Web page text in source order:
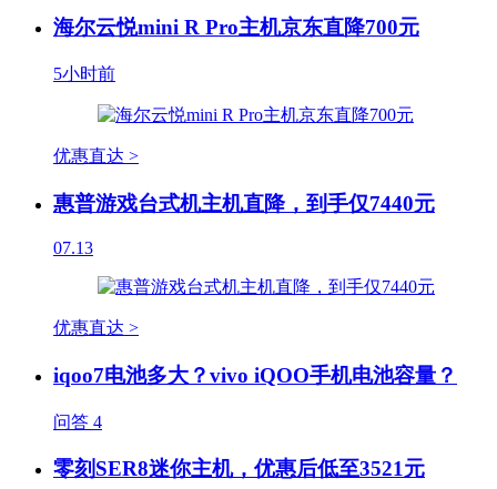
海尔云悦mini R Pro主机京东直降700元
5小时前
优惠直达 >
惠普游戏台式机主机直降，到手仅7440元
07.13
优惠直达 >
iqoo7电池多大？vivo iQOO手机电池容量？
问答 4
零刻SER8迷你主机，优惠后低至3521元